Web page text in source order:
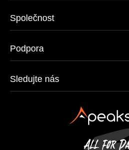
Společnost
Podpora
Sledujte nás